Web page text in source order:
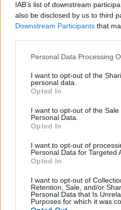
IAB’s list of downstream
also be disclosed by us to third
Downstream Participants that
Please note that this website/
not limited to your visit or usage
grant or deny consent to
use your data for below
consent section.
Personal Data Processing
I want to opt-out of the
personal data.
Opted In
I want to opt-out of the Sale
Personal Data.
Opted In
I want to opt-out of
Personal Data for Targeted
Opted In
I want to opt-out of
Retention, Sale, and/or
Personal Data that Is
Purposes for which it was
A címadó figuráról azt kell